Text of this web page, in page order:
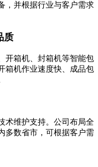
，并根据行业与客户需求
质
开箱机、封箱机等智能包
箱机作业速度快、成品包
术维护支持。公司布局全
多数省市，可根据客户需